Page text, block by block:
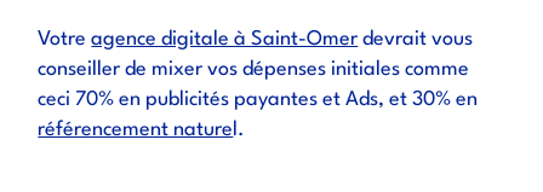
Votreagence digitale à Saint-Omer devrait vous
conseiller de mixer vos dépenses initiales comme
ceci 70% en publicités payantes et Ads, et 30% en
référencement nature l.